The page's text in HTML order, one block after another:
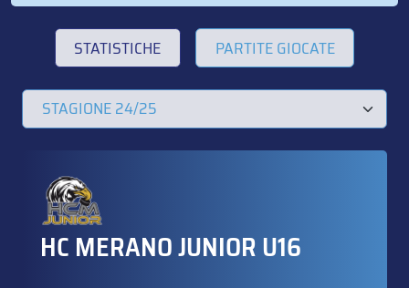
STATISTICHE PARTITE GIOCATE
HC MERANO JUNIOR U16